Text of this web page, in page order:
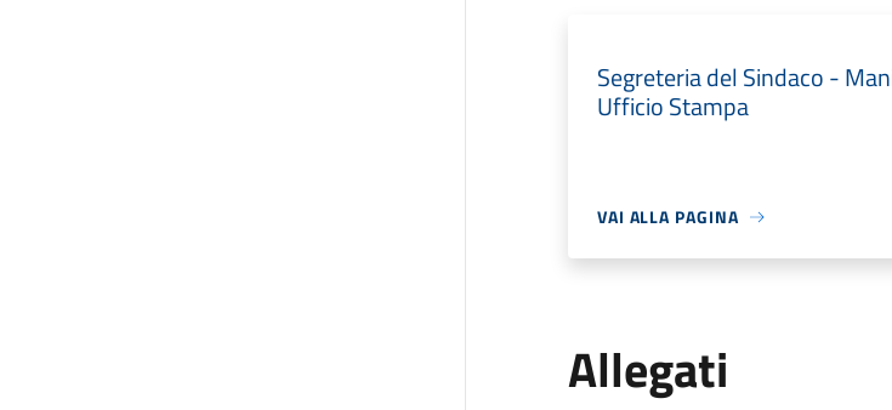
Segreteria del Sindaco -
Ufficio Stampa
VAI ALLA PAGINA
Allegati